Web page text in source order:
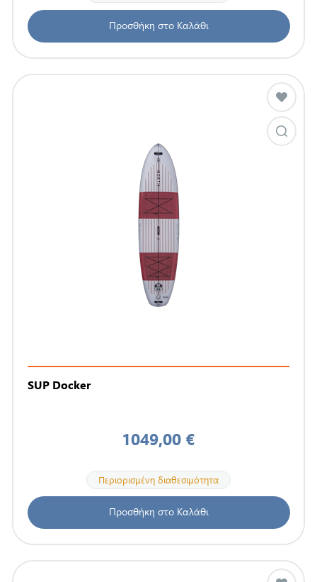
Προσθήκη στο Καλάθι
SUP Docker
1049,00 €
Περιορισμένη διαθεσιμότητα
Προσθήκη στο Καλάθι